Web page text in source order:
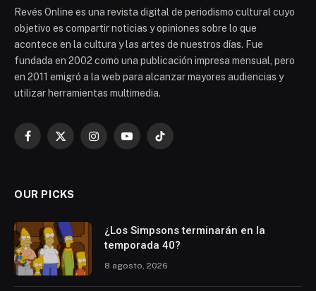
Revés Online es una revista digital de periodismo cultural cuyo
objetivo es compartir noticias y opiniones sobre lo que
acontece en la cultura y las artes de nuestros días. Fue
fundada en 2002 como una publicación impresa mensual, pero
en 2011 emigró a la web para alcanzar mayores audiencias y
utilizar herramientas multimedia.
Facebook
X
InstagramYouTubeTikTok
OUR PICKS
¿Los Simpsons terminarán en la
temporada 40?
8 agosto, 2026